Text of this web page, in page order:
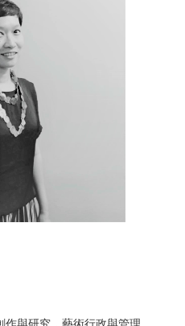
與研究，藝術行政與管理